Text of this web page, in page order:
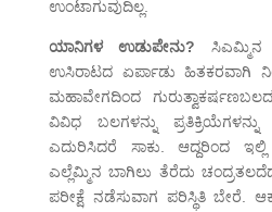
ಉಂಟಾಗುವುದಿಲ್ಲ.
ಯಾನಿಗಳ ಉಡುಪೇನು? ಸಿಎಮ್ಮಿನ
ಉಸಿರಾಟದ ಏರ್ಪಾಡು ಹಿತಕರವಾಗಿ
ಮಹಾವೇಗದಿಂದ
ವಿವಿಧ ಬಲಗಳನ್ನು
ಎದುರಿಸಿದರೆ ಸಾಕು. ಆದ್ದರಿಂದ
ಎಲ್ಲೆಮ್ಮಿನ ಬಾಗಿಲು ತೆರೆದು
ಪರೀಕ್ಷೆ ನಡೆಸುವಾಗ ಪರಿಸ್ಥಿತಿ ಬೇರೆ.